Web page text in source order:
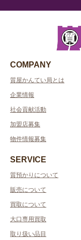
COMPANY
質屋かんてい局とは
企業情報
社会貢献活動
加盟店募集
物件情報募集
SERVICE
質預かりについて
販売について
買取について
大口専用買取
取り扱い品目